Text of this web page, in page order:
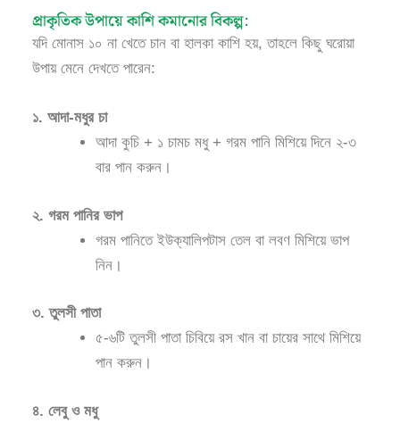
প্রাকৃতিক উপায়ে কাশি কমানোর বিকল্প:
যদি মোনাস ১০ না খেতে চান বা হালকা কাশি হয়, তাহলে কিছু ঘরোয়া
উপায় মেনে দেখতে পারেন:
১. আদা-মধুর চা
আদা কুচি + ১ চামচ মধু + গরম পানি মিশিয়ে দিনে ২-৩
বার পান করুন।
২. গরম পানির ভাপ
গরম পানিতে ইউক্যালিপটাস তেল বা লবণ মিশিয়ে ভাপ
নিন।
৩. তুলসী পাতা
৫-৬টি তুলসী পাতা চিবিয়ে রস খান বা চায়ের সাথে মিশিয়ে
পান করুন।
৪. লেবু ও মধু